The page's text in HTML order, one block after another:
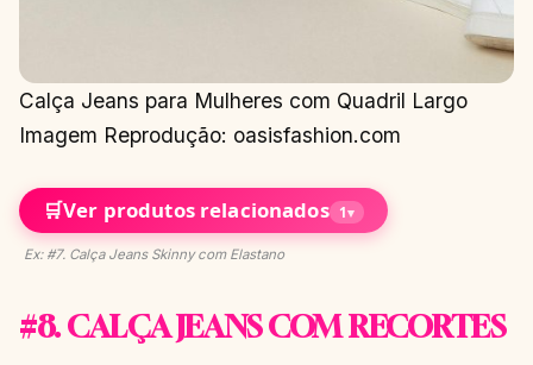
Calça Jeans para Mulheres com Quadril Largo
Imagem Reprodução: oasisfashion.com
🛒Ver produtos relacionados 1▾
Ex: #7. Calça Jeans Skinny com Elastano
#8. CALÇA JEANS COM RECORTES